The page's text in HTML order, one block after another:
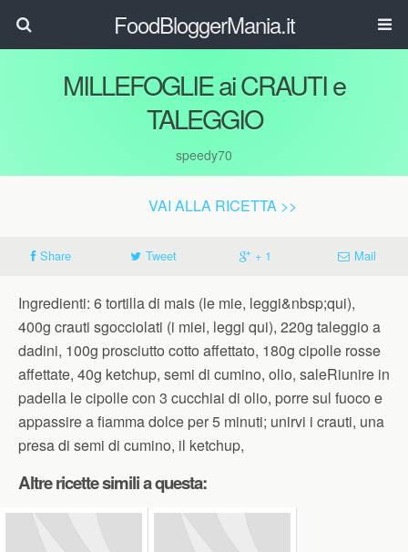
FoodBloggerMania.it
MILLEFOGLIE ai CRAUTI e
TALEGGIO
speedy70
VAI ALLA RICETTA >>
Share Tweet + 1 Mail
Ingredienti: 6 tortilla di mais (le mie, leggi&nbsp;qui),
400g crauti sgocciolati (i miei, leggi qui), 220g taleggio a
dadini, 100g prosciutto cotto affettato, 180g cipolle rosse
affettate, 40g ketchup, semi di cumino, olio, saleRiunire in
padella le cipolle con 3 cucchiai di olio, porre sul fuoco e
appassire a fiamma dolce per 5 minuti; unirvi i crauti, una
presa di semi di cumino, il ketchup,
Altre ricette simili a questa: